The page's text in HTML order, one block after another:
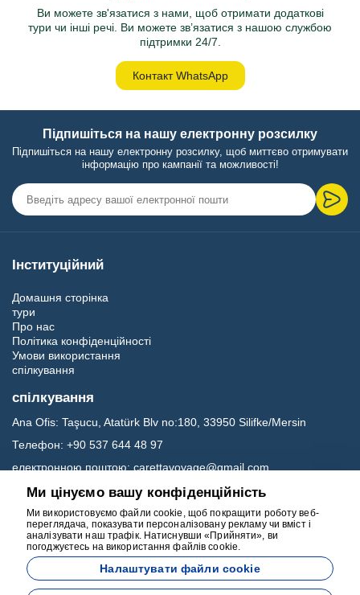
Ви можете зв'язатися з нами, щоб отримати додаткові
тури чи інші речі. Ви можете зв’язатися з нашою службою
підтримки 24/7.
Контакт WhatsApp
Підпишіться на нашу електронну розсилку
Підпишіться на нашу електронну розсилку, щоб миттєво отримувати
інформацію про кампанії та можливості!
Інституційний
Домашня сторінка
тури
Про нас
Політика конфіденційності
Умови використання
спілкування
спілкування
Ana Ofis: Taşucu, Atatürk Blv no:180, 33950 Silifke/Mersin
Телефон: +90 537 644 48 97
електронною поштою: carettavoyage@gmail.com
Соц.медіа
Ми цінуємо вашу конфіденційність
Ми використовуємо файли cookie, щоб покращити роботу веб-
переглядача, показувати персоналізовану рекламу чи вміст і
аналізувати наш трафік. Натиснувши «Прийняти», ви
погоджуєтесь на використання файлів cookie.
Налаштувати файли cookie